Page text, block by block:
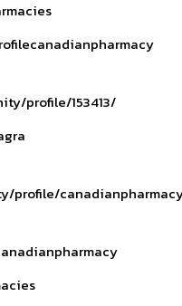
profile/153413/
profile/